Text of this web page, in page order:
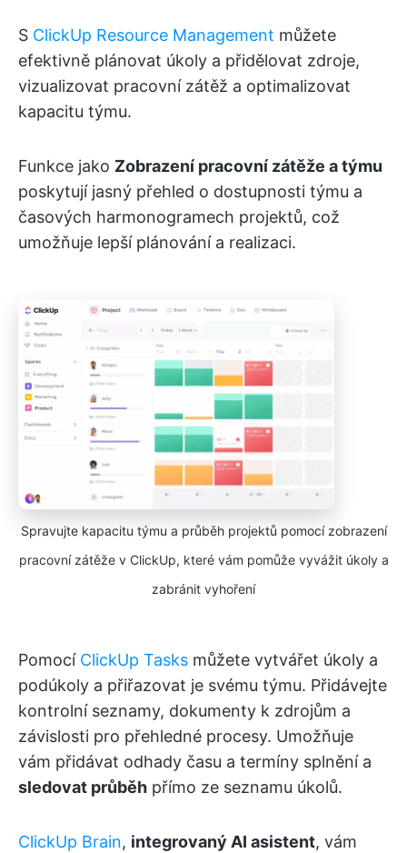
S ClickUp Resource Management můžete
efektivně plánovat úkoly a přidělovat zdroje,
vizualizovat pracovní zátěž a optimalizovat
kapacitu týmu.
Funkce jako Zobrazení pracovní zátěže a týmu
poskytují jasný přehled o dostupnosti týmu a
časových harmonogramech projektů, což
umožňuje lepší plánování a realizaci.
Spravujte kapacitu týmu a průběh projektů pomocí zobrazení
pracovní zátěže v ClickUp, které vám pomůže vyvážit úkoly a
zabránit vyhoření
Pomocí ClickUp Tasks můžete vytvářet úkoly a
podúkoly a přiřazovat je svému týmu. Přidávejte
kontrolní seznamy, dokumenty k zdrojům a
závislosti pro přehledné procesy. Umožňuje
vám přidávat odhady času a termíny splnění a
sledovat průběh přímo ze seznamu úkolů.
ClickUp Brain, integrovaný AI asistent, vám